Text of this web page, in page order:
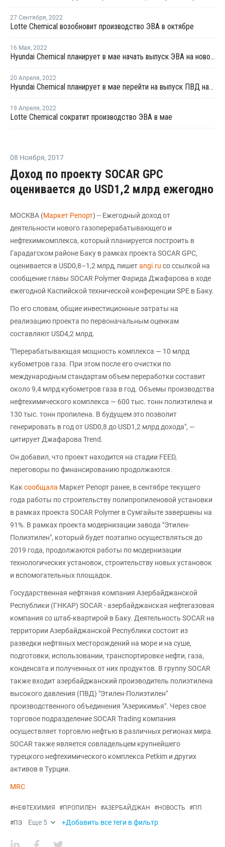
27 Сентября, 2022
Lotte Chemical возобновит производство ЭВА в октябре
16 Мая, 2022
Hyundai Chemical планирует в мае начать выпуск ЭВА на новом заводе в Даэсане
20 Апреля, 2022
Hyundai Chemical планирует в мае перейти на выпуск ПВД на заводе в Даэсане
19 Апреля, 2022
Lotte Chemical сократит производство ЭВА в мае
08 Ноября, 2017
Доход по проекту SOCAR GPC
оценивается до USD1,2 млрд ежегодно
МОСКВА (Маркет Репорт) -- Ежегодный доход от
деятельности нового газоперерабатывающего и
нефтехимкомплекса, который планируется построить в
Гарадагском районе Баку в рамках проекта SOCAR GPC,
оценивается в USD0,8–1,2 млрд, пишетangi.ru со ссылкой на
сообщение главы SOCAR Polymer Фарида Джафарова в ходе
ежегодной Каспийской технической конференции SPE в Баку.
По его словам, общие инвестиционные затраты на
реализацию проекта по первоначальным оценкам
составляют USD4,2 млрд.
"Перерабатывающая мощность комплекса — 10 млрд
кубометров газа. При этом после его очистки по
международным стандартам объем переработки составит
около 9,4 млрд кубометров газа в год. Объемы производства
нефтехимического комплекса — 600 тыс. тонн полиэтилена и
130 тыс. тонн пропилена. В будущем это позволит
генерировать в год от USD0,8 до USD1,2 млрд дохода", —
цитирует Джафарова Trend.
Он добавил, что проект находится на стадии FEED,
переговоры по финансированию продолжаются.
Как сообщала Маркет Репорт ранее, в сентябре текущего
года работы по строительству полипропиленовой установки
в рамках проекта SOCAR Polymer в Сумгайыте завершены на
91%. В рамках проекта модернизации завода "Этилен-
Полиэтилен", который будет поэтапно осуществляться до
2019 года, продолжаются работы по модернизации
технологических установок, строительству новых установок
и вспомогательных площадок.
Государственная нефтяная компания Азербайджанской
Республики (ГНКАР) SOCAR - азербайджанская нефтегазовая
компания со штаб-квартирой в Баку. Деятельность SOCAR на
территории Азербайджанской Республики состоит из
разведки нефтяных месторождений на море и на суше,
подготовки, использовании, транспортировке нефти, газа,
конденсата и полученных от них продуктов. В группу SOCAR
также входит азербайджанский производитель полиэтилена
высокого давления (ПВД) "Этилен-Полиэтилен"
производственного объединения "Азерикимья". Через свое
торговое подразделение SOCAR Trading компания
осуществляет торговлю нефтью в различных регионах мира.
SOCAR также является совладельцем крупнейшего
турецкого нефтехимического комплекса Petkim и других
активов в Турции.
MRC
#НЕФТЕХИМИЯ #ПРОПИЛЕН #АЗЕРБАЙДЖАН #НОВОСТЬ #ПП
#ПЭ Еще 5 +Добавить все теги в фильтр